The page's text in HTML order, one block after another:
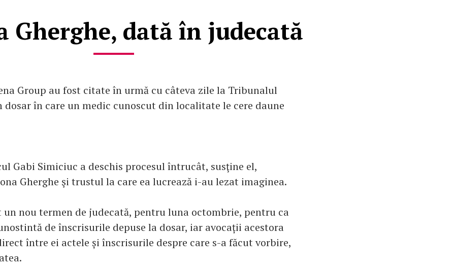
Gherghe, dată în judecată
Group au fost citate în urmă cu câteva zile la Tribunalul
în care un medic cunoscut din localitate le cere daune
Gabi Simiciuc a deschis procesul întrucât, susţine el,
Gherghe şi trustul la care ea lucrează i-au lezat imaginea.
nou termen de judecată, pentru luna octombrie, pentru ca
de înscrisurile depuse la dosar, iar avocații acestora
între ei actele și înscrisurile despre care s-a făcut vorbire,